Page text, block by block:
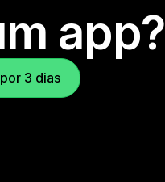
app?
3 dias